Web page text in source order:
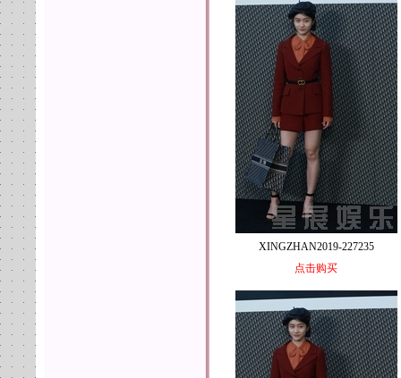
XINGZHAN2019-227235
点击购买